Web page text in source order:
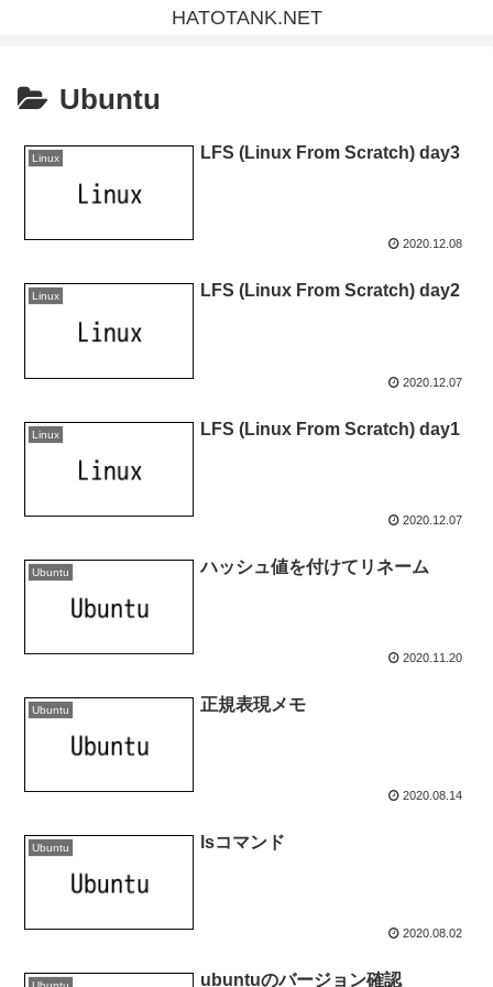
HATOTANK.NET
Ubuntu
Linux LFS (Linux From Scratch) day3
2020.12.08
Linux LFS (Linux From Scratch) day2
2020.12.07
Linux LFS (Linux From Scratch) day1
2020.12.07
Ubuntu ハッシュ値を付けてリネーム
2020.11.20
Ubuntu 正規表現メモ
2020.08.14
Ubuntu lsコマンド
2020.08.02
ubuntuのバージョン確認